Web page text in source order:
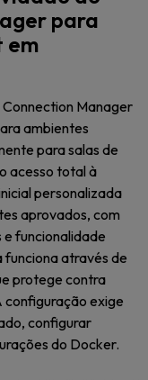
para
em
Manager
ambientes
para salas de
acesso total à
personalizada
aprovados, com
funcionalidade
funciona através de
protege contra
configuração exige
configurar
do Docker.